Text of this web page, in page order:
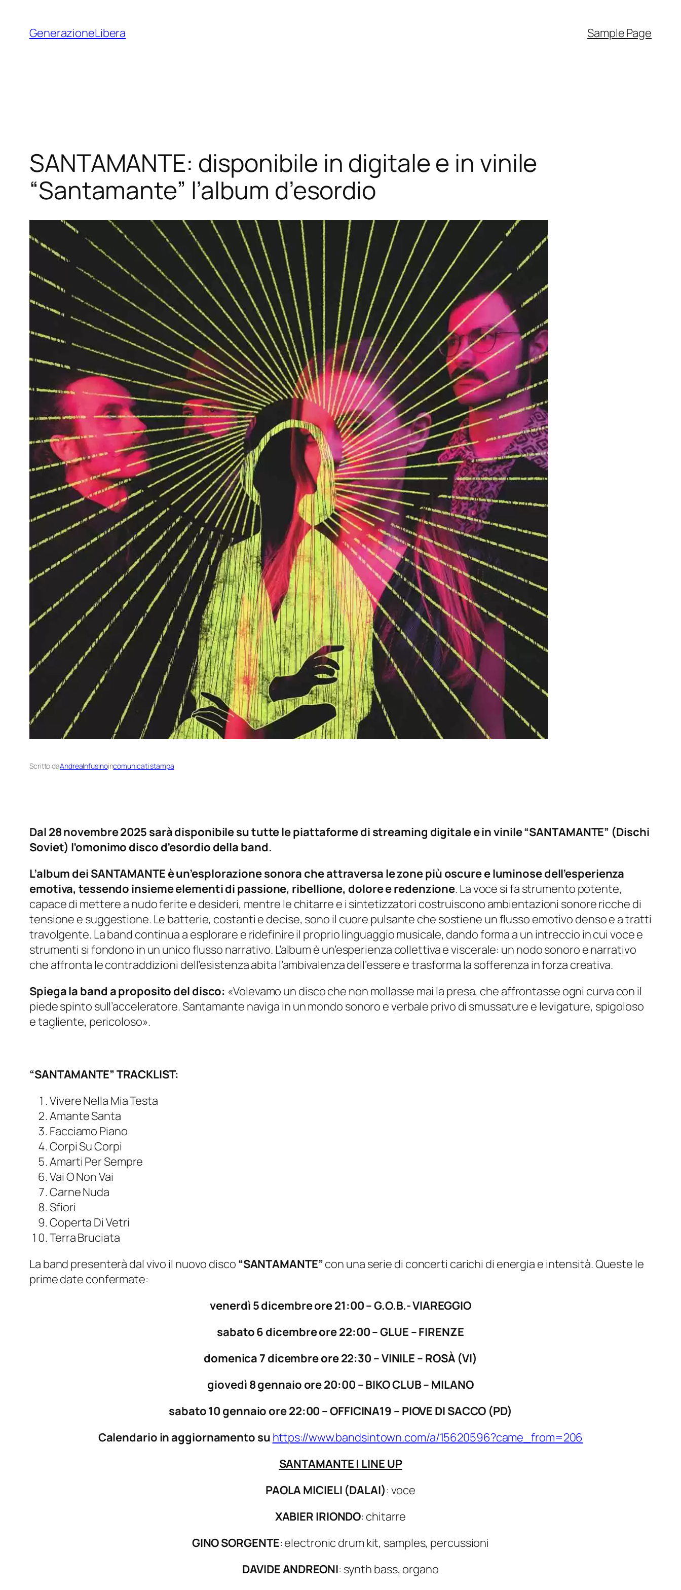
contenuto
GenerazioneLibera Sample Page
SANTAMANTE: disponibile in digitale e in vinile
“Santamante” l’album d’esordio
Scritto daAndreaInfusinoincomunicati stampa
Dal 28 novembre 2025 sarà disponibile su tutte le piattaforme di streaming digitale e in vinile “SANTAMANTE” (Dischi
Soviet) l’omonimo disco d’esordio della band.
L’album dei SANTAMANTE è un’esplorazione sonora che attraversa le zone più oscure e luminose dell’esperienza
emotiva, tessendo insieme elementi di passione, ribellione, dolore e redenzione. La voce si fa strumento potente,
capace di mettere a nudo ferite e desideri, mentre le chitarre e i sintetizzatori costruiscono ambientazioni sonore ricche di
tensione e suggestione. Le batterie, costanti e decise, sono il cuore pulsante che sostiene un flusso emotivo denso e a tratti
travolgente. La band continua a esplorare e ridefinire il proprio linguaggio musicale, dando forma a un intreccio in cui voce e
strumenti si fondono in un unico flusso narrativo. L’album è un’esperienza collettiva e viscerale: un nodo sonoro e narrativo
che affronta le contraddizioni dell’esistenza abita l’ambivalenza dell’essere e trasforma la sofferenza in forza creativa.
Spiega la band a proposito del disco: «Volevamo un disco che non mollasse mai la presa, che affrontasse ogni curva con il
piede spinto sull’acceleratore. Santamante naviga in un mondo sonoro e verbale privo di smussature e levigature, spigoloso
e tagliente, pericoloso».
“SANTAMANTE” TRACKLIST:
Vivere Nella Mia Testa
Amante Santa
Facciamo Piano
Corpi Su Corpi
Amarti Per Sempre
Vai O Non Vai
Carne Nuda
Sfiori
Coperta Di Vetri
Terra Bruciata
La band presenterà dal vivo il nuovo disco “SANTAMANTE”con una serie di concerti carichi di energia e intensità. Queste le
prime date confermate:
venerdì 5 dicembre ore 21:00 – G.O.B.- VIAREGGIO
sabato 6 dicembre ore 22:00 – GLUE – FIRENZE
domenica 7 dicembre ore 22:30 – VINILE – ROSÀ (VI)
giovedì 8 gennaio ore 20:00 – BIKO CLUB – MILANO
sabato 10 gennaio ore 22:00 – OFFICINA19 – PIOVE DI SACCO (PD)
Calendario in aggiornamento su https://www.bandsintown.com/a/15620596?came_from=206
SANTAMANTE | LINE UP
PAOLA MICIELI (DALAI): voce
XABIER IRIONDO: chitarre
GINO SORGENTE: electronic drum kit, samples, percussioni
DAVIDE ANDREONI: synth bass, organo